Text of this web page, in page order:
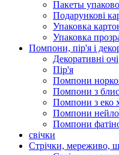
Пакеты
Подарункові
Упаковка
Упаковка
Помпони, пір'я і
Декоративні очі
Пір'я
Помпони
Помпони з
Помпони з еко
Помпони
Помпони
свічки
Стрічки, мереживо,